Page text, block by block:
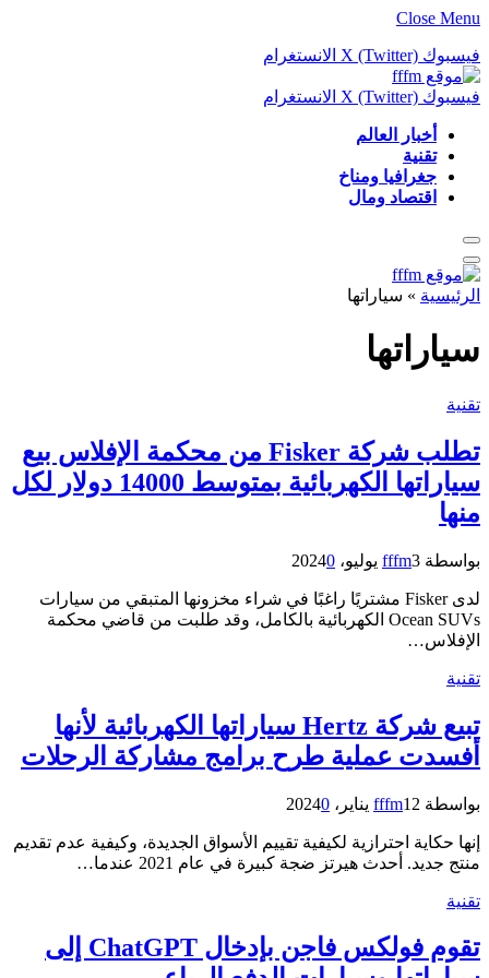
Close Menu
فيسبوك X (Twitter) الانستغرام
فيسبوك X (Twitter) الانستغرام
أخبار العالم
تقنية
جغرافيا ومناخ
اقتصاد ومال
الرئيسية»سياراتها
سياراتها
تقنية
تطلب شركة Fisker من محكمة الإفلاس بيع
سياراتها الكهربائية بمتوسط ​​14000 دولار لكل
منها
بواسطة fffm 3 يوليو، 2024 0
لدى Fisker مشتريًا راغبًا في شراء مخزونها المتبقي من سيارات
Ocean SUVs الكهربائية بالكامل، وقد طلبت من قاضي محكمة
الإفلاس…
تقنية
تبيع شركة Hertz سياراتها الكهربائية لأنها
أفسدت عملية طرح برامج مشاركة الرحلات
بواسطة fffm 12 يناير، 2024 0
إنها حكاية احترازية لكيفية تقييم الأسواق الجديدة، وكيفية عدم تقديم
منتج جديد. أحدث هيرتز ضجة كبيرة في عام 2021 عندما…
تقنية
تقوم فولكس فاجن بإدخال ChatGPT إلى